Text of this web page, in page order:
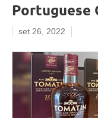
Portuguese
set 26, 2022